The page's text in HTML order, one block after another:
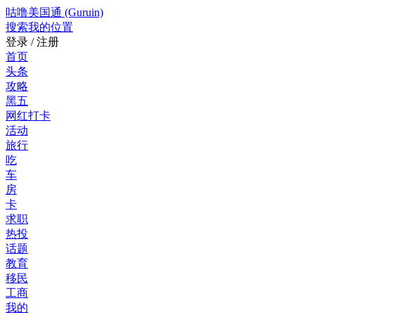
咕噜美国通 (Guruin)
搜索我的位置
登录 / 注册
首页
头条
攻略
黑五
网红打卡
活动
旅行
吃
车
房
卡
求职
热投
话题
教育
移民
工商
我的